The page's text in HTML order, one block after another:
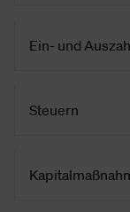
Ein- und
Steuern